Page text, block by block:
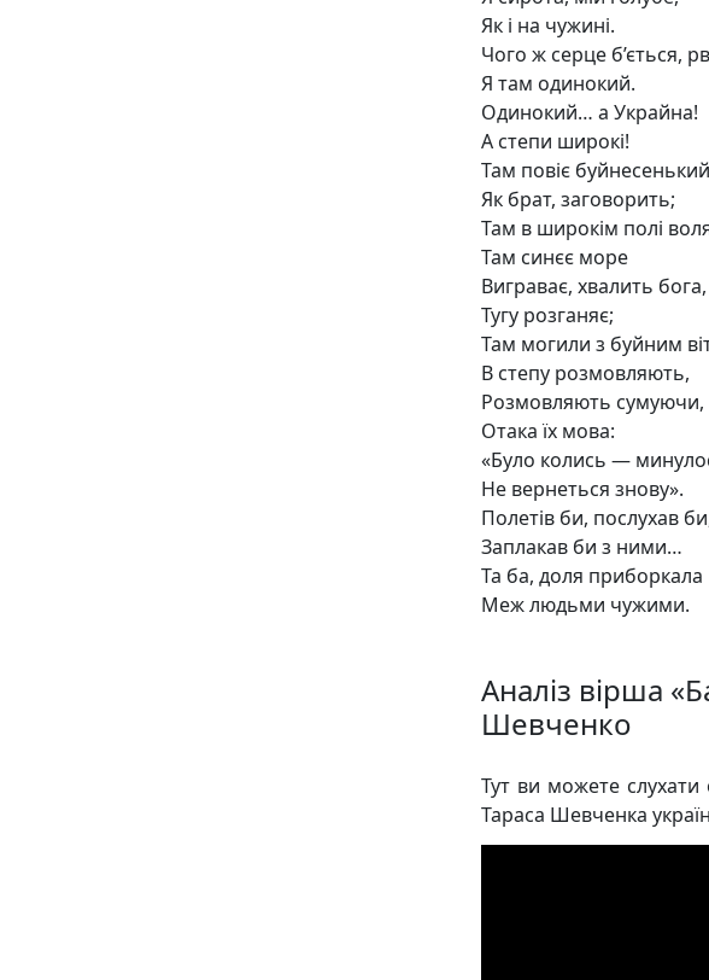
Як і на чужині.
Чого ж серце б’ється,
Я там одинокий.
Одинокий… а Украйна!
А степи широкі!
Там повіє
Як брат, заговорить;
Там в широкім полі
Там синєє море
Виграває, хвалить бога,
Тугу розганяє;
Там могили з буйним
В степу розмовляють,
Розмовляють сумуючи,
Отака їх мова:
«Було колись —
Не вернеться знову».
Полетів би, послухав
Заплакав би з ними…
Та ба, доля приборкала
Меж людьми чужими.
Аналіз вірша
Шевченко
Тут ви можете слухати
Тараса Шевченка